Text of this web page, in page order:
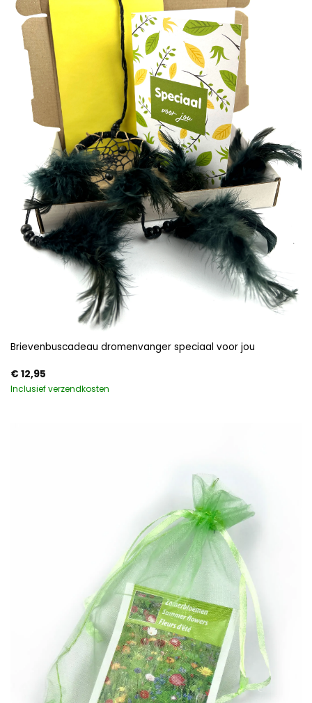
Brievenbuscadeau dromenvanger speciaal voor jou
€12,95
Inclusief verzendkosten